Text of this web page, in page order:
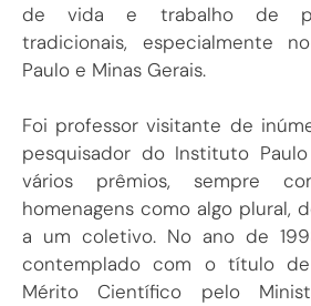
de vida e trabalho de
tradicionais, especialmente
Paulo e Minas Gerais.
Foi professor visitante de
pesquisador do Instituto
vários prêmios, sempre
homenagens como algo plural,
a um coletivo. No ano de
contemplado com o título
Mérito Científico pelo